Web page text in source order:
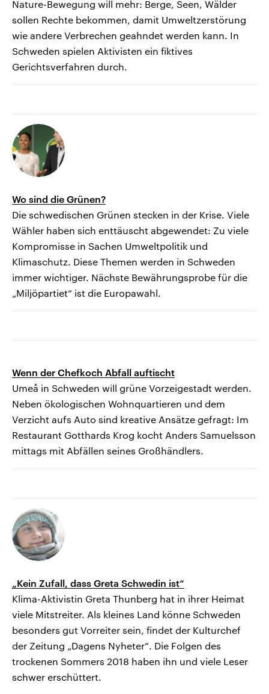
Nature-Bewegung will mehr: Berge, Seen, Wälder
sollen Rechte bekommen, damit Umweltzerstörung
wie andere Verbrechen geahndet werden kann. In
Schweden spielen Aktivisten ein fiktives
Gerichtsverfahren durch.
Wo sind die Grünen?
Die schwedischen Grünen stecken in der Krise. Viele
Wähler haben sich enttäuscht abgewendet: Zu viele
Kompromisse in Sachen Umweltpolitik und
Klimaschutz. Diese Themen werden in Schweden
immer wichtiger. Nächste Bewährungsprobe für die
„Miljöpartiet“ ist die Europawahl.
Wenn der Chefkoch Abfall auftischt
Umeå in Schweden will grüne Vorzeigestadt werden.
Neben ökologischen Wohnquartieren und dem
Verzicht aufs Auto sind kreative Ansätze gefragt: Im
Restaurant Gotthards Krog kocht Anders Samuelsson
mittags mit Abfällen seines Großhändlers.
„Kein Zufall, dass Greta Schwedin ist“
Klima-Aktivistin Greta Thunberg hat in ihrer Heimat
viele Mitstreiter. Als kleines Land könne Schweden
besonders gut Vorreiter sein, findet der Kulturchef
der Zeitung „Dagens Nyheter“. Die Folgen des
trockenen Sommers 2018 haben ihn und viele Leser
schwer erschüttert.